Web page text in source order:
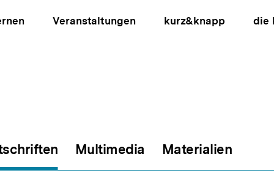
Veranstaltungen kurz&knapp die
Multimedia Materialien